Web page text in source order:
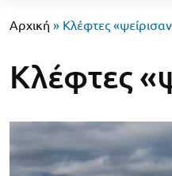
Αρχική » Κλέφτες
Κλέφτες